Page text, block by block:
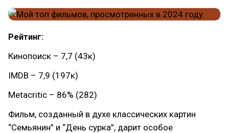
Рейтинг:
Кинопоиск – 7,7 (43к)
IMDB – 7,9 (197к)
Metacritic – 86% (282)
Фильм, созданный в духе классических картин
“Семьянин” и “День сурка”, дарит особое